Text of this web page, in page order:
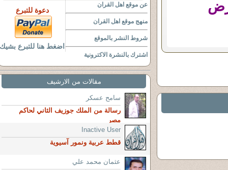
عن موقع اهل القران
منهج موقع اهل القران
شروط النشر بالموقع
اشترك بالنشرة الاكترونية
دعوة للتبرع
اضغط هنا للتبرع بشيك
مقالات من الارشيف
سامح عسكر
رسالة من الملك جوزيف الثاني لحاكم
مصر
Inactive User
قطط عربية ونمور آسيوية
عثمان محمد علي